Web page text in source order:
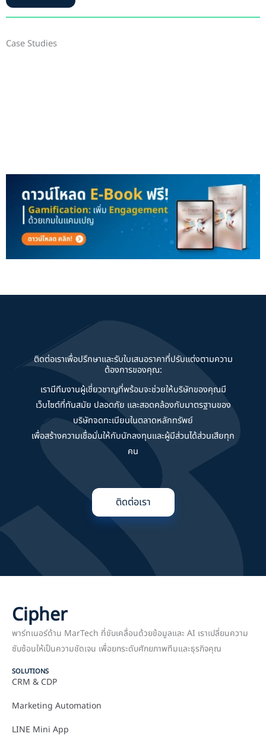
Case Studies
ติดต่อเราเพื่อปรึกษาและรับใบเสนอราคาที่ปรับแต่งตามความ
ต้องการของคุณ:
เรามีทีมงานผู้เชี่ยวชาญที่พร้อมจะช่วยให้บริษัทของคุณมี
เว็บไซต์ที่ทันสมัย ปลอดภัย และสอดคล้องกับมาตรฐานของ
บริษัทจดทะเบียนในตลาดหลักทรัพย์
เพื่อสร้างความเชื่อมั่นให้กับนักลงทุนและผู้มีส่วนได้ส่วนเสียทุก
คน
ติดต่อเรา
Cipher
พาร์ทเนอร์ด้าน MarTech ที่ขับเคลื่อนด้วยข้อมูลและ AI เราเปลี่ยนความ
ซับซ้อนให้เป็นความชัดเจน เพื่อยกระดับศักยภาพทีมและธุรกิจคุณ
SOLUTIONS
CRM & CDP
Marketing Automation
LINE Mini App